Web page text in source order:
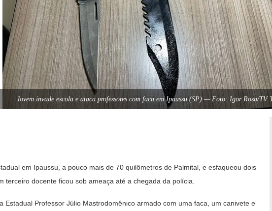
Jovem invade escola e ataca professores com faca em Ipaussu (SP) — Foto: Igor Rosa/TV
em Ipaussu, a pouco mais de 70 quilômetros de Palmital, e esfaqueou dois
docente ficou sob ameaça até a chegada da polícia.
Estadual Professor Júlio Mastrodomênico armado com uma faca, um canivete e